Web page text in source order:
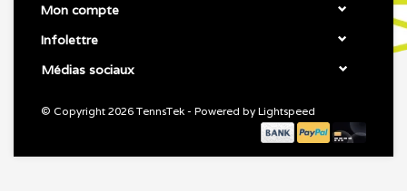
Mon compte
Infolettre
Médias sociaux
© Copyright 2026 TennsTek - Powered by Lightspeed